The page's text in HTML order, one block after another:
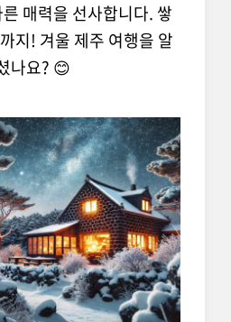
매력을 선사합니다. 쌓
지! 겨울 제주 여행을 알
나요? 😊